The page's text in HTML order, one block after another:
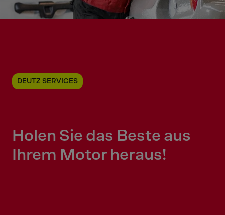
DEUTZ SERVICES
Holen Sie das Beste aus
Ihrem Motor heraus!